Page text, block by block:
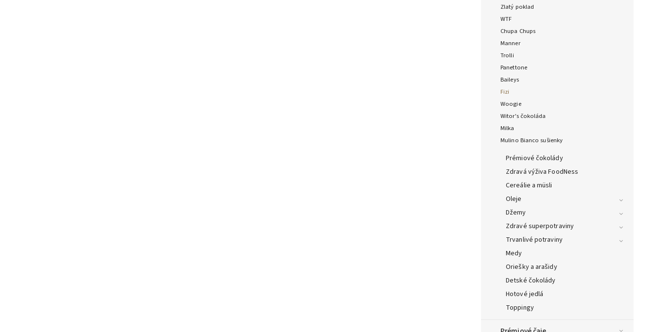
Zlatý poklad
WTF
Chupa Chups
Manner
Trolli
Panettone
Baileys
Fizi
Woogie
Witor's čokoláda
Milka
Mulino Bianco sušienky
Prémiové čokolády
Zdravá výživa FoodNess
Cereálie a müsli
Oleje
Džemy
Zdravé superpotraviny
Trvanlivé potraviny
Medy
Oriešky a arašidy
Detské čokolády
Hotové jedlá
Toppingy